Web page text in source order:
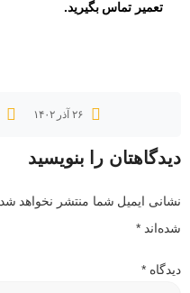
تعمیر تماس بگیرید.
۲۶ آذر ۱۴۰۲
دیدگاهتان را بنویسید
نشانی ایمیل شما منتشر نخواهد شد.
شده‌اند *
دیدگاه *